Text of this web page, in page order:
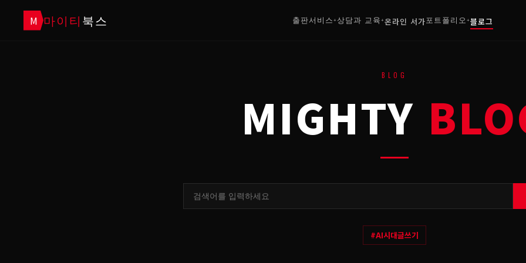
M 마이티 북스 출판서비스 +상담과 교육 +온라인 서가 포트폴리오 +블로그
BLOG
MIGHTY
#AI시대글쓰기